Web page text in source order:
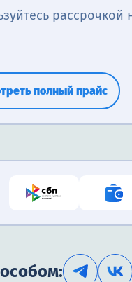
полный прайс